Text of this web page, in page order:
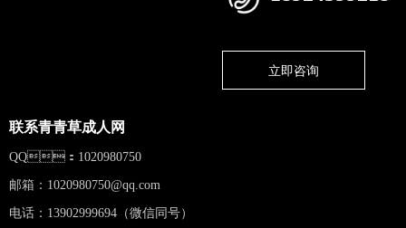
立即咨询
联系青青草成人网
QQ：1020980750
邮箱： 1020980750@qq.com
电话：13902999694（微信同号）